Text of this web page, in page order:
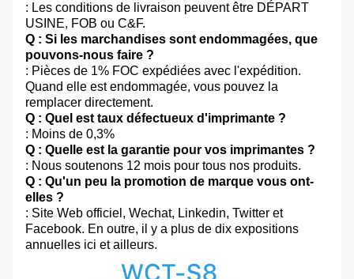
: Les conditions de livraison peuvent être DÉPART
USINE, FOB ou C&F.
Q : Si les marchandises sont endommagées, que
pouvons-nous faire ?
: Pièces de 1% FOC expédiées avec l'expédition.
Quand elle est endommagée, vous pouvez la
remplacer directement.
Q : Quel est taux défectueux d'imprimante ?
: Moins de 0,3%
Q : Quelle est la garantie pour vos imprimantes ?
: Nous soutenons 12 mois pour tous nos produits.
Q : Qu'un peu la promotion de marque vous ont-
elles ?
: Site Web officiel, Wechat, Linkedin, Twitter et
Facebook. En outre, il y a plus de dix expositions
annuelles ici et ailleurs.